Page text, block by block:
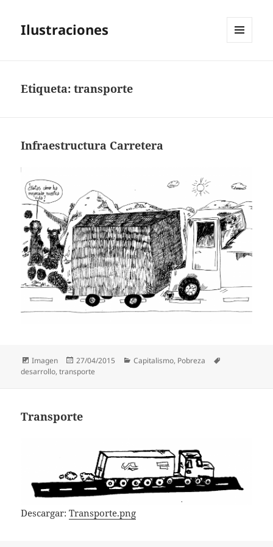
Ilustraciones
Etiqueta:transporte
Infraestructura Carretera
Formato
Imagen
Publicado
el
27/04/2015 Categorías
Capitalismo, Pobreza
desarrollo,transporte
Transporte
Descargar:Transporte.png